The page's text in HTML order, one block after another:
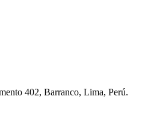
402, Barranco, Lima, Perú.